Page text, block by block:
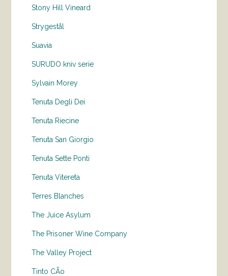
Stony Hill Vineard
Strygestål
Suavia
SURUDO kniv serie
Sylvain Morey
Tenuta Degli Dei
Tenuta Riecine
Tenuta San Giorgio
Tenuta Sette Ponti
Tenuta Vitereta
Terres Blanches
The Juice Asylum
The Prisoner Wine Company
The Valley Project
Tinto CÃo